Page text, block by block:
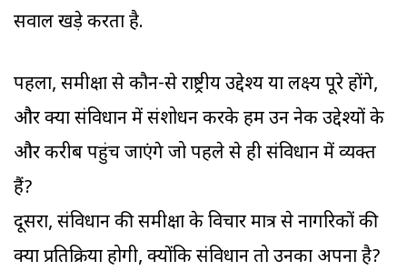
सवाल खड़े करता है.
पहला, समीक्षा से कौन-से राष्ट्रीय उद्देश्य या लक्ष्य पूरे होंगे,
और क्या संविधान में संशोधन करके हम उन नेक उद्देश्यों के
और करीब पहुंच जाएंगे जो पहले से ही संविधान में व्यक्त
हैं?
दूसरा, संविधान की समीक्षा के विचार मात्र से नागरिकों की
क्या प्रतिक्रिया होगी, क्योंकि संविधान तो उनका अपना है?